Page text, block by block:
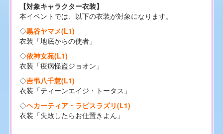
【対象キャラクター衣装】
本イベントでは、以下の衣装が対象になります。
◇黒谷ヤマメ(L1)
衣装「地底からの使者」
◇依神女苑(L1)
衣装「疫病怪盗ジョオン」
◇吉弔八千慧(L1)
衣装「ティーンエイジ・トータス」
◇ヘカーティア・ラピスラズリ(L1)
衣装「失敗したらお仕置きよん」